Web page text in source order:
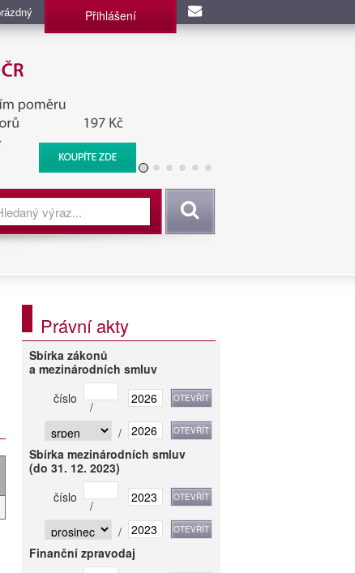
Přihlášení
BIS, Zpravodajské
Vyhledat
Právní akty
Sbírka zákonů
a mezinárodních smluv
číslo
/
/
Sbírka mezinárodních smluv
(do 31. 12. 2023)
číslo
/
/
Finanční zpravodaj